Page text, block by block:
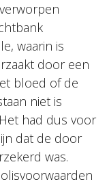
waarin is
door een
bloed of de
niet is
had dus voor
dat de door
was.